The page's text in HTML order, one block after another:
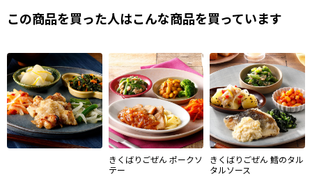
この商品を買った人はこんな商品を買っています
きくばりごぜん ポークソ
テー
きくばりごぜん 鱈のタル
タルソース